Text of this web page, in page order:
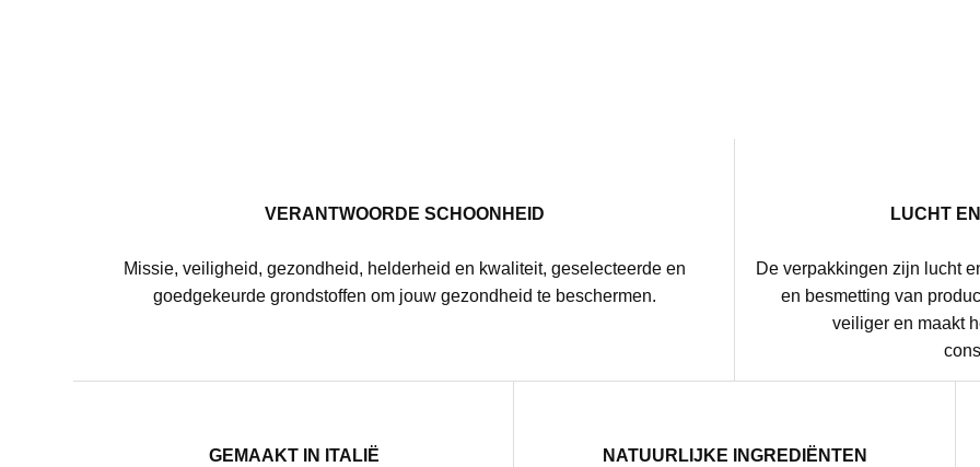
VERANTWOORDE SCHOONHEID
Missie, veiligheid, gezondheid, helderheid en kwaliteit, geselecteerde en
goedgekeurde grondstoffen om jouw gezondheid te beschermen.
LUCHT
De verpakkingen zijn lucht
en besmetting van
veiliger en maakt
GEMAAKT IN ITALIË NATUURLIJKE INGREDIËNTEN